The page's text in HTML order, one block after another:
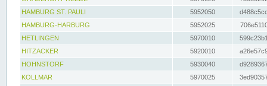
HAMBURG ST. PAULI
5952050
HAMBURG-HARBURG
5952025
HETLINGEN
5970010
HITZACKER
5920010
HOHNSTORF
5930040
KOLLMAR
5970025